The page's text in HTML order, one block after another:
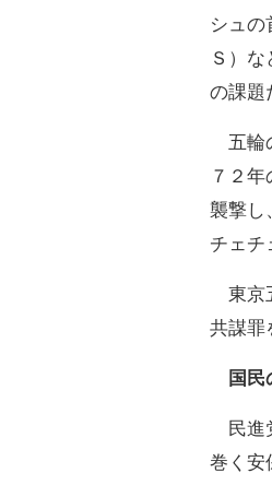
シュの
Ｓ）
の課題
五輪
７２
襲撃し
チェチ
東京
共謀罪
国民
民進
巻く安